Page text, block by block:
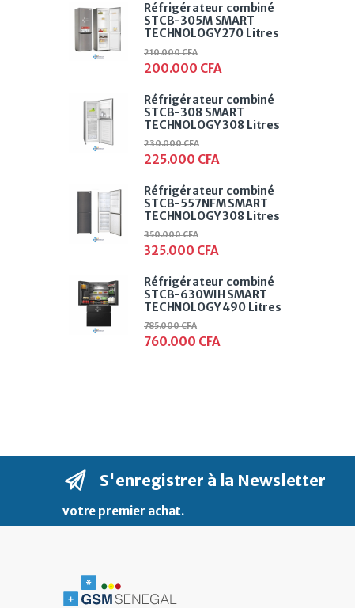
Réfrigérateur combiné
STCB-305M SMART
TECHNOLOGY 270 Litres
200.000 CFA
210.000CFA
Réfrigérateur combiné
STCB-308 SMART
TECHNOLOGY 308 Litres
225.000 CFA
230.000CFA
Réfrigérateur combiné
STCB-557NFM SMART
TECHNOLOGY 308 Litres
325.000 CFA
350.000CFA
Réfrigérateur combiné
STCB-630WIH SMART
TECHNOLOGY 490 Litres
760.000 CFA
785.000CFA
S'enregistrer à la Newsletter
votre premier achat.